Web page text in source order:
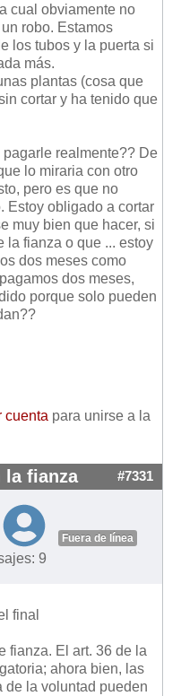
cual obviamente no
robo. Estamos
los tubos y la puerta si
más.
plantas (cosa que
cortar y ha tenido que
realmente?? De
lo miraria con otro
pero es que no
Estoy obligado a cortar
muy bien que hacer, si
la fianza o que ... estoy
dos meses como
dos meses,
porque solo pueden
cuenta para unirse a la
la fianza #7331
Fuera de línea
9
final
fianza. El art. 36 de la
ahora bien, las
de la voluntad pueden